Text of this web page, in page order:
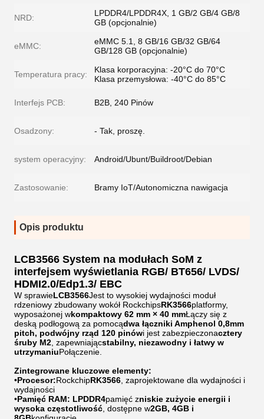
NRD:
LPDDR4/LPDDR4X, 1 GB/2 GB/4 GB/8
GB (opcjonalnie)
eMMC:
eMMC 5.1, 8 GB/16 GB/32 GB/64
GB/128 GB (opcjonalnie)
Temperatura pracy:
Klasa korporacyjna: -20°C do 70°C
Klasa przemysłowa: -40°C do 85°C
Interfejs PCB: B2B, 240 Pinów
Osadzony: - Tak, proszę.
system operacyjny: Android/Ubunt/Buildroot/Debian
Zastosowanie: Bramy IoT/Autonomiczna nawigacja
Opis produktu
LCB3566 System na modułach SoM z
interfejsem wyświetlania RGB/ BT656/ LVDS/
HDMI2.0/Edp1.3/ EBC
W sprawieLCB3566Jest to wysokiej wydajności moduł
rdzeniowy zbudowany wokół RockchipsRK3566platformy,
wyposażonej wkompaktowy 62 mm × 40 mmŁączy się z
deską podłogową za pomocądwa łączniki Amphenol 0,8mm
pitch, podwójny rząd 120 pinówi jest zabezpieczonacztery
śruby M2 , zapewniającstabilny, niezawodny i łatwy w
utrzymaniuPołączenie.
Zintegrowane kluczowe elementy:
•Procesor:RockchipRK3566 , zaprojektowane dla wydajności i
wydajności
•Pamięć RAM: LPDDR4pamięć zniskie zużycie energii i
wysoka częstotliwość , dostępne w2GB, 4GB i